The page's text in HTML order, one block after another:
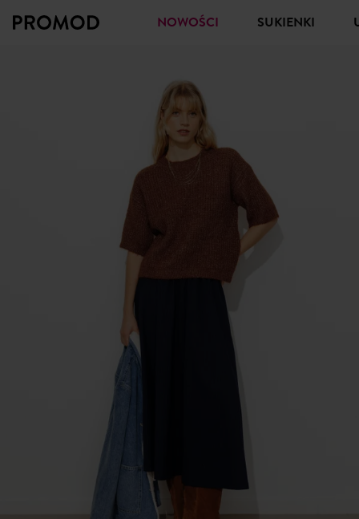
NOWOŚCI SUKIENKI